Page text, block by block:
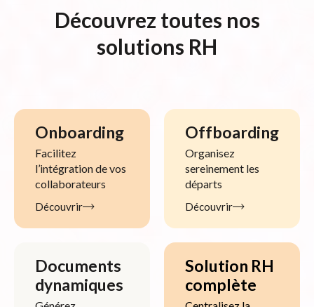
Découvrez toutes nos
solutions RH
Onboarding
Facilitez
l’intégration de vos
collaborateurs
Découvrir
Offboarding
Organisez
sereinement les
départs
Découvrir
Documents
dynamiques
Solution RH
complète